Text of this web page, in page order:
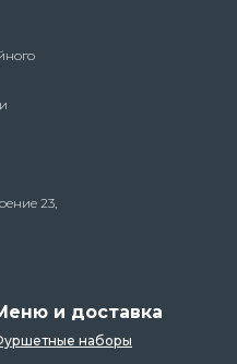
23,
и доставка
наборы